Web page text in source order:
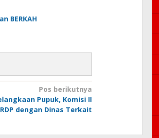
BERKAH
Pos berikutnya
Pupuk, Komisi II
dengan Dinas Terkait